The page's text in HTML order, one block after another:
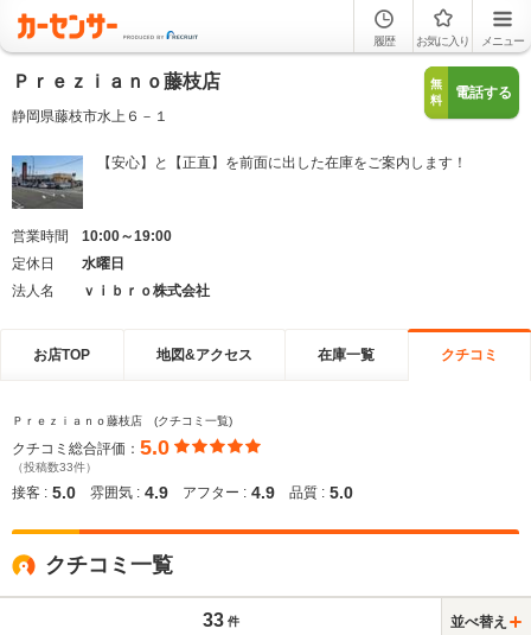
履歴 お気に入り メニュー
Ｐｒｅｚｉａｎｏ藤枝店
静岡県藤枝市水上６－１
無
料
電話する
【安心】と【正直】を前面に出した在庫をご案内します！
営業時間
10:00～19:00
定休日
水曜日
法人名
ｖｉｂｒｏ株式会社
お店TOP 地図&アクセス 在庫一覧 クチコミ
Ｐｒｅｚｉａｎｏ藤枝店 (クチコミ一覧)
クチコミ総合評価： 5.0
（投稿数33件）
接客 : 5.0 雰囲気 : 4.9 アフター : 4.9 品質 : 5.0
クチコミ一覧
33 件 並べ替え